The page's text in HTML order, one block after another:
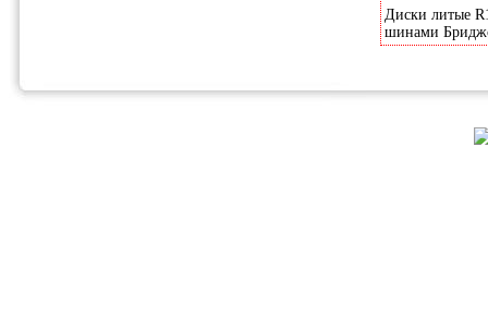
Диски литые
шинами